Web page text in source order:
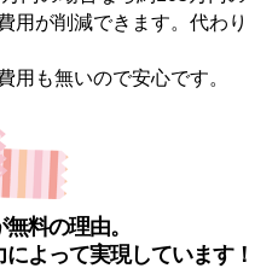
用が削減できます。代わり
用も無いので安心です。
料の理由。
よって実現しています！